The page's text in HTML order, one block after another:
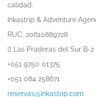
calidad.
Inkastrip & Adventure
RUC: 20610889728
Las Praderas del Sur B-
+051 9750 01375
+051 084 258671
reservas@inkastrip.com